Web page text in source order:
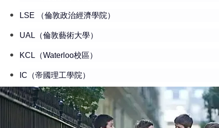
LSE （倫敦政治經濟學院）
UAL（倫敦藝術大學）
KCL（Waterloo校區）
IC（帝國理工學院）